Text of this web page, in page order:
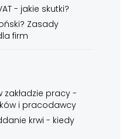
- jakie skutki?
Zasady
firm
zakładzie pracy -
i pracodawcy
krwi - kiedy